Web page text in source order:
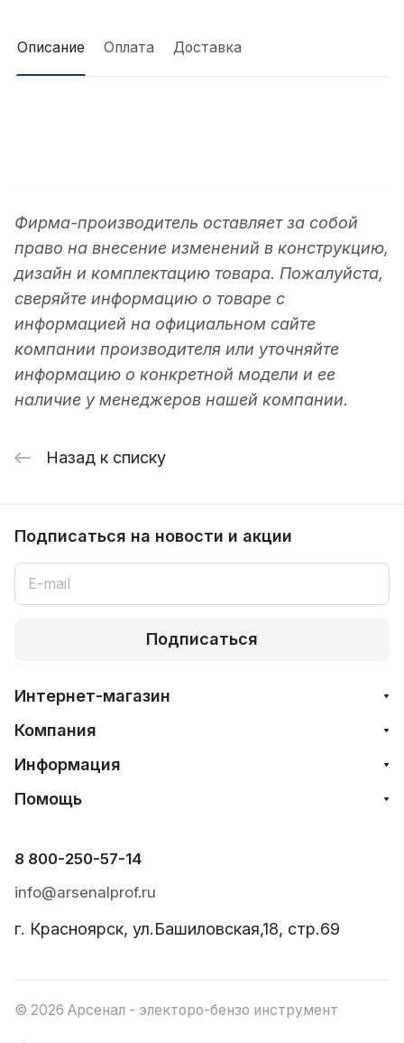
Описание Оплата Доставка
Фирма-производитель оставляет за собой
право на внесение изменений в конструкцию,
дизайн и комплектацию товара. Пожалуйста,
сверяйте информацию о товаре с
информацией на официальном сайте
компании производителя или уточняйте
информацию о конкретной модели и ее
наличие у менеджеров нашей компании.
Назад к списку
Подписаться на новости и акции
Подписаться
Интернет-магазин
Компания
Информация
Помощь
8 800-250-57-14
info@arsenalprof.ru
г. Красноярск, ул.Башиловская,18, стр.69
© 2026 Арсенал - электоро-бензо инструмент